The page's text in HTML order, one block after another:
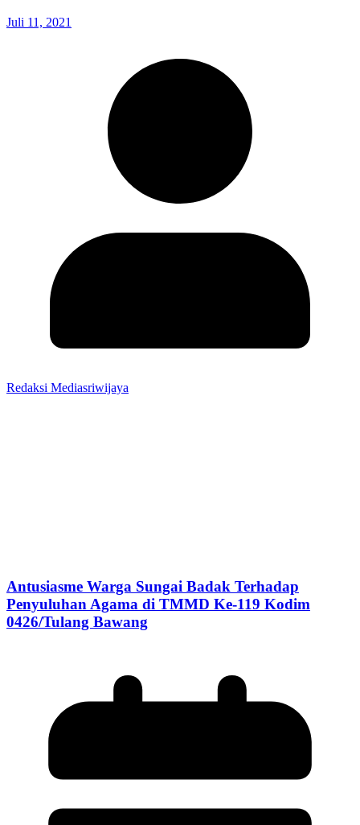
Juli 11, 2021
Redaksi Mediasriwijaya
Antusiasme Warga Sungai Badak Terhadap
Penyuluhan Agama di TMMD Ke-119 Kodim
0426/Tulang Bawang